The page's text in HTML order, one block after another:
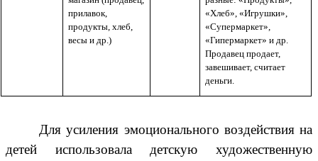
прилавок,
продукты, хлеб,
весы и др.)
«Хлеб», «Игрушки»,
«Супермаркет»,
«Гипермаркет» и др.
Продавец продает,
завешивает, считает
деньги.
Для усиления эмоционального воздействия на
детей использовала детскую художественную